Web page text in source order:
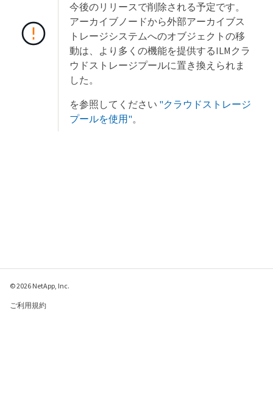
今後のリリースで削除される予定です。
アーカイブノードから外部アーカイブス
トレージシステムへのオブジェクトの移
動は、より多くの機能を提供するILMクラ
ウドストレージプールに置き換えられま
した。
を参照してください "クラウドストレージ
プールを使用"。
© 2026 NetApp, Inc.
ご利用規約